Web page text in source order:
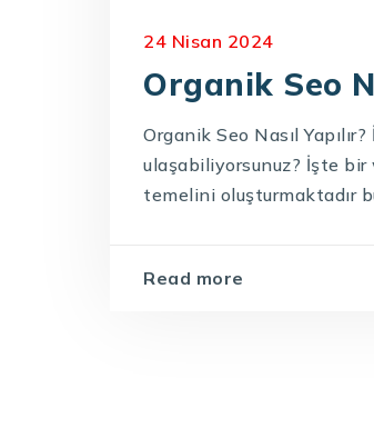
24 Nisan 2024
Organik Seo
Organik Seo Nasıl
ulaşabiliyorsunuz? İşte
temelini oluşturmaktadır
Read more